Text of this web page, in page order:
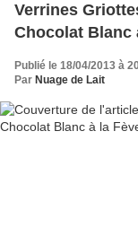
Verrines
Chocolat Blanc
Publié le 18/04/2013 à
Par Nuage de Lait